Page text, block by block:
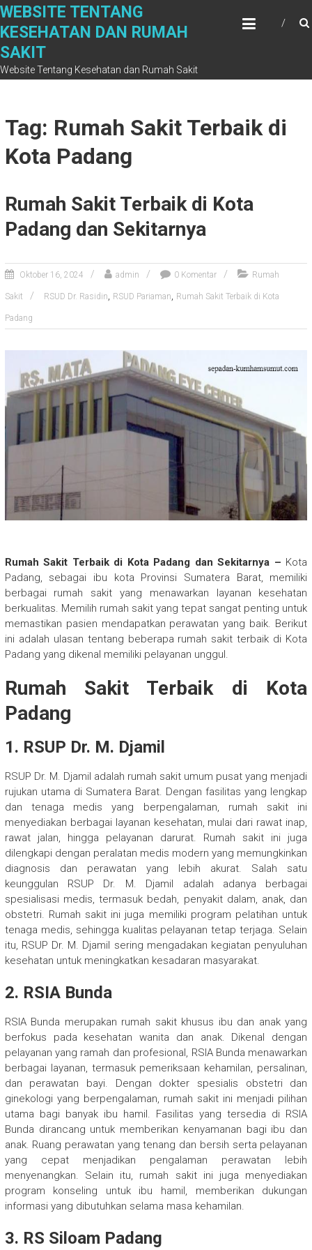
Skip
content
WEBSITE TENTANG
KESEHATAN DAN RUMAH
SAKIT
Website Tentang Kesehatan dan Rumah Sakit
Tag: Rumah Sakit Terbaik di
Kota Padang
Rumah Sakit Terbaik di Kota
Padang dan Sekitarnya
Oktober 16, 2024 admin 0 Komentar Rumah
Sakit RSUD Dr. Rasidin, RSUD Pariaman, Rumah Sakit Terbaik di Kota
Padang
Rumah Sakit Terbaik di Kota Padang dan Sekitarnya – Kota
Padang, sebagai ibu kota Provinsi Sumatera Barat, memiliki
berbagai rumah sakit yang menawarkan layanan kesehatan
berkualitas. Memilih rumah sakit yang tepat sangat penting untuk
memastikan pasien mendapatkan perawatan yang baik. Berikut
ini adalah ulasan tentang beberapa rumah sakit terbaik di Kota
Padang yang dikenal memiliki pelayanan unggul.
Rumah Sakit Terbaik di Kota
Padang
1. RSUP Dr. M. Djamil
RSUP Dr. M. Djamil adalah rumah sakit umum pusat yang menjadi
rujukan utama di Sumatera Barat. Dengan fasilitas yang lengkap
dan tenaga medis yang berpengalaman, rumah sakit ini
menyediakan berbagai layanan kesehatan, mulai dari rawat inap,
rawat jalan, hingga pelayanan darurat. Rumah sakit ini juga
dilengkapi dengan peralatan medis modern yang memungkinkan
diagnosis dan perawatan yang lebih akurat. Salah satu
keunggulan RSUP Dr. M. Djamil adalah adanya berbagai
spesialisasi medis, termasuk bedah, penyakit dalam, anak, dan
obstetri. Rumah sakit ini juga memiliki program pelatihan untuk
tenaga medis, sehingga kualitas pelayanan tetap terjaga. Selain
itu, RSUP Dr. M. Djamil sering mengadakan kegiatan penyuluhan
kesehatan untuk meningkatkan kesadaran masyarakat.
2. RSIA Bunda
RSIA Bunda merupakan rumah sakit khusus ibu dan anak yang
berfokus pada kesehatan wanita dan anak. Dikenal dengan
pelayanan yang ramah dan profesional, RSIA Bunda menawarkan
berbagai layanan, termasuk pemeriksaan kehamilan, persalinan,
dan perawatan bayi. Dengan dokter spesialis obstetri dan
ginekologi yang berpengalaman, rumah sakit ini menjadi pilihan
utama bagi banyak ibu hamil. Fasilitas yang tersedia di RSIA
Bunda dirancang untuk memberikan kenyamanan bagi ibu dan
anak. Ruang perawatan yang tenang dan bersih serta pelayanan
yang cepat menjadikan pengalaman perawatan lebih
menyenangkan. Selain itu, rumah sakit ini juga menyediakan
program konseling untuk ibu hamil, memberikan dukungan
informasi yang dibutuhkan selama masa kehamilan.
3. RS Siloam Padang